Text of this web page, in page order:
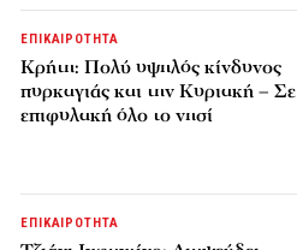
ΕΠΙΚΑΙΡΟΤΗΤΑ
Κρήτη: Πολύ υψηλός κίνδυνος
πυρκαγιάς και την Κυριακή – Σε
επιφυλακή όλο το νησί
ΕΠΙΚΑΙΡΟΤΗΤΑ